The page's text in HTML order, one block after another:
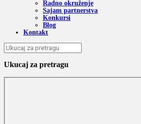
Radno okruženje
Sajam partnerstva
Konkursi
Blog
Kontakt
Ukucaj za pretragu